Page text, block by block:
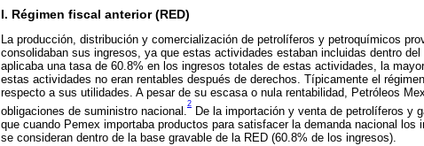
I. Régimen fiscal anterior (RED)
La producción, distribución y comercialización de petrolíferos y petroquímicos
consolidaban sus ingresos, ya que estas actividades estaban incluidas dentro
aplicaba una tasa de 60.8% en los ingresos totales de estas actividades, la
estas actividades no eran rentables después de derechos. Típicamente el
respecto a sus utilidades. A pesar de su escasa o nula rentabilidad, Petróleos
obligaciones de suministro nacional.
2
De la importación y venta de petrolíferos y
que cuando Pemex importaba productos para satisfacer la demanda nacional
se consideran dentro de la base gravable de la RED (60.8% de los ingresos).